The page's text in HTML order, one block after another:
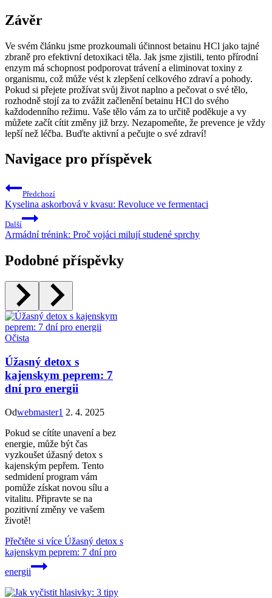
Závěr
Ve svém článku jsme prozkoumali účinnost betainu HCl jako tajné
zbraně pro efektivní detoxikaci těla. Jak jsme zjistili, tento přírodní
enzym má schopnost podporovat trávení a eliminovat toxiny z
organismu, což může vést k zlepšení celkového zdraví a pohody.
Pokud si přejete prožívat svůj život naplno a pečovat o své tělo,
rozhodně stojí za to zvážit začlenění betainu HCl do svého
každodenního režimu. Vaše tělo vám za to určitě poděkuje a vy
můžete začít cítit změny již brzy. Nezapomeňte, že prevence je vždy
lepší než léčba. Buďte aktivní a pečujte o své zdraví!
Navigace pro příspěvek
Předchozí
Kyselina askorbová v kvasu: Revoluce ve fermentaci
Další
Armádní trénink: Proč vojáci milují studené sprchy
Podobné příspěvky
Očista
Úžasný detox s
kajenskym peprem: 7
dní pro energii
Odwebmaster1 2. 4. 2025
Pokud se cítíte unavení a bez
energie, může být čas
vyzkoušet úžasný detox s
kajenským pepřem. Tento
sedmidení program vám
pomůže získat novou sílu a
vitalitu. Připravte se na
pozitivní změny ve vašem
životě!
Přečtěte si více Úžasný detox s
kajenskym peprem: 7 dní pro
energii